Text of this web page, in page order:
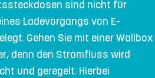
sind nicht für
Ladevorgangs von E-
Gehen Sie mit einer Wallbox
denn den Stromfluss wird
und geregelt. Hierbei